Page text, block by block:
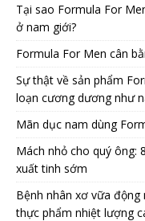
Tại sao Formula For
ở nam giới?
Formula For Men cân
Sự thật về sản phẩm
loạn cương dương như
Mãn dục nam dùng
Mách nhỏ cho quý ông:
xuất tinh sớm
Bệnh nhân xơ vữa
thực phẩm nhiệt lượng